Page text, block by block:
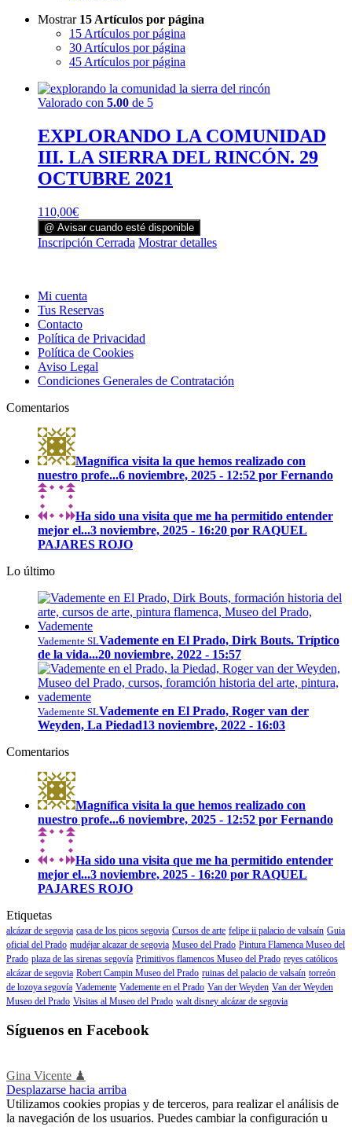
Mostrar 15 Artículos por página
15 Artículos por página
30 Artículos por página
45 Artículos por página
Valorado con 5.00 de 5
EXPLORANDO LA COMUNIDAD
III. LA SIERRA DEL RINCÓN. 29
OCTUBRE 2021
110,00€
@ Avisar cuando esté disponible
Inscripción Cerrada Mostrar detalles
Mi cuenta
Tus Reservas
Contacto
Política de Privacidad
Política de Cookies
Aviso Legal
Condiciones Generales de Contratación
Comentarios
Magnífica visita la que hemos realizado con
nuestro profe...6 noviembre, 2025 - 12:52 por Fernando
Ha sido una visita que me ha permitido entender
mejor el...3 noviembre, 2025 - 16:20 por RAQUEL
PAJARES ROJO
Lo último
Vademente SLVademente en El Prado, Dirk Bouts. Tríptico
de la vida...20 noviembre, 2022 - 15:57
Vademente SLVademente en El Prado, Roger van der
Weyden, La Piedad13 noviembre, 2022 - 16:03
Comentarios
Magnífica visita la que hemos realizado con
nuestro profe...6 noviembre, 2025 - 12:52 por Fernando
Ha sido una visita que me ha permitido entender
mejor el...3 noviembre, 2025 - 16:20 por RAQUEL
PAJARES ROJO
Etiquetas
alcázar de segovia casa de los picos segovia Cursos de arte felipe ii palacio de valsaín Guia
oficial del Prado mudéjar alcazar de segovia Museo del Prado Pintura Flamenca Museo del
Prado plaza de las sirenas segovía Primitivos flamencos Museo del Prado reyes católicos
alcázar de segovia Robert Campin Museo del Prado ruinas del palacio de valsaín torreón
de lozoya segovía Vademente Vademente en el Prado Van der Weyden Van der Weyden
Museo del Prado Visitas al Museo del Prado walt disney alcázar de segovia
Síguenos en Facebook
Gina Vicente ♟
Desplazarse hacia arriba
Utilizamos cookies propias y de terceros, para realizar el análisis de
la navegación de los usuarios. Puedes cambiar la configuración u